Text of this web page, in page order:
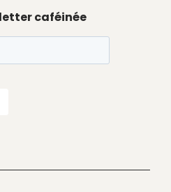
caféinée